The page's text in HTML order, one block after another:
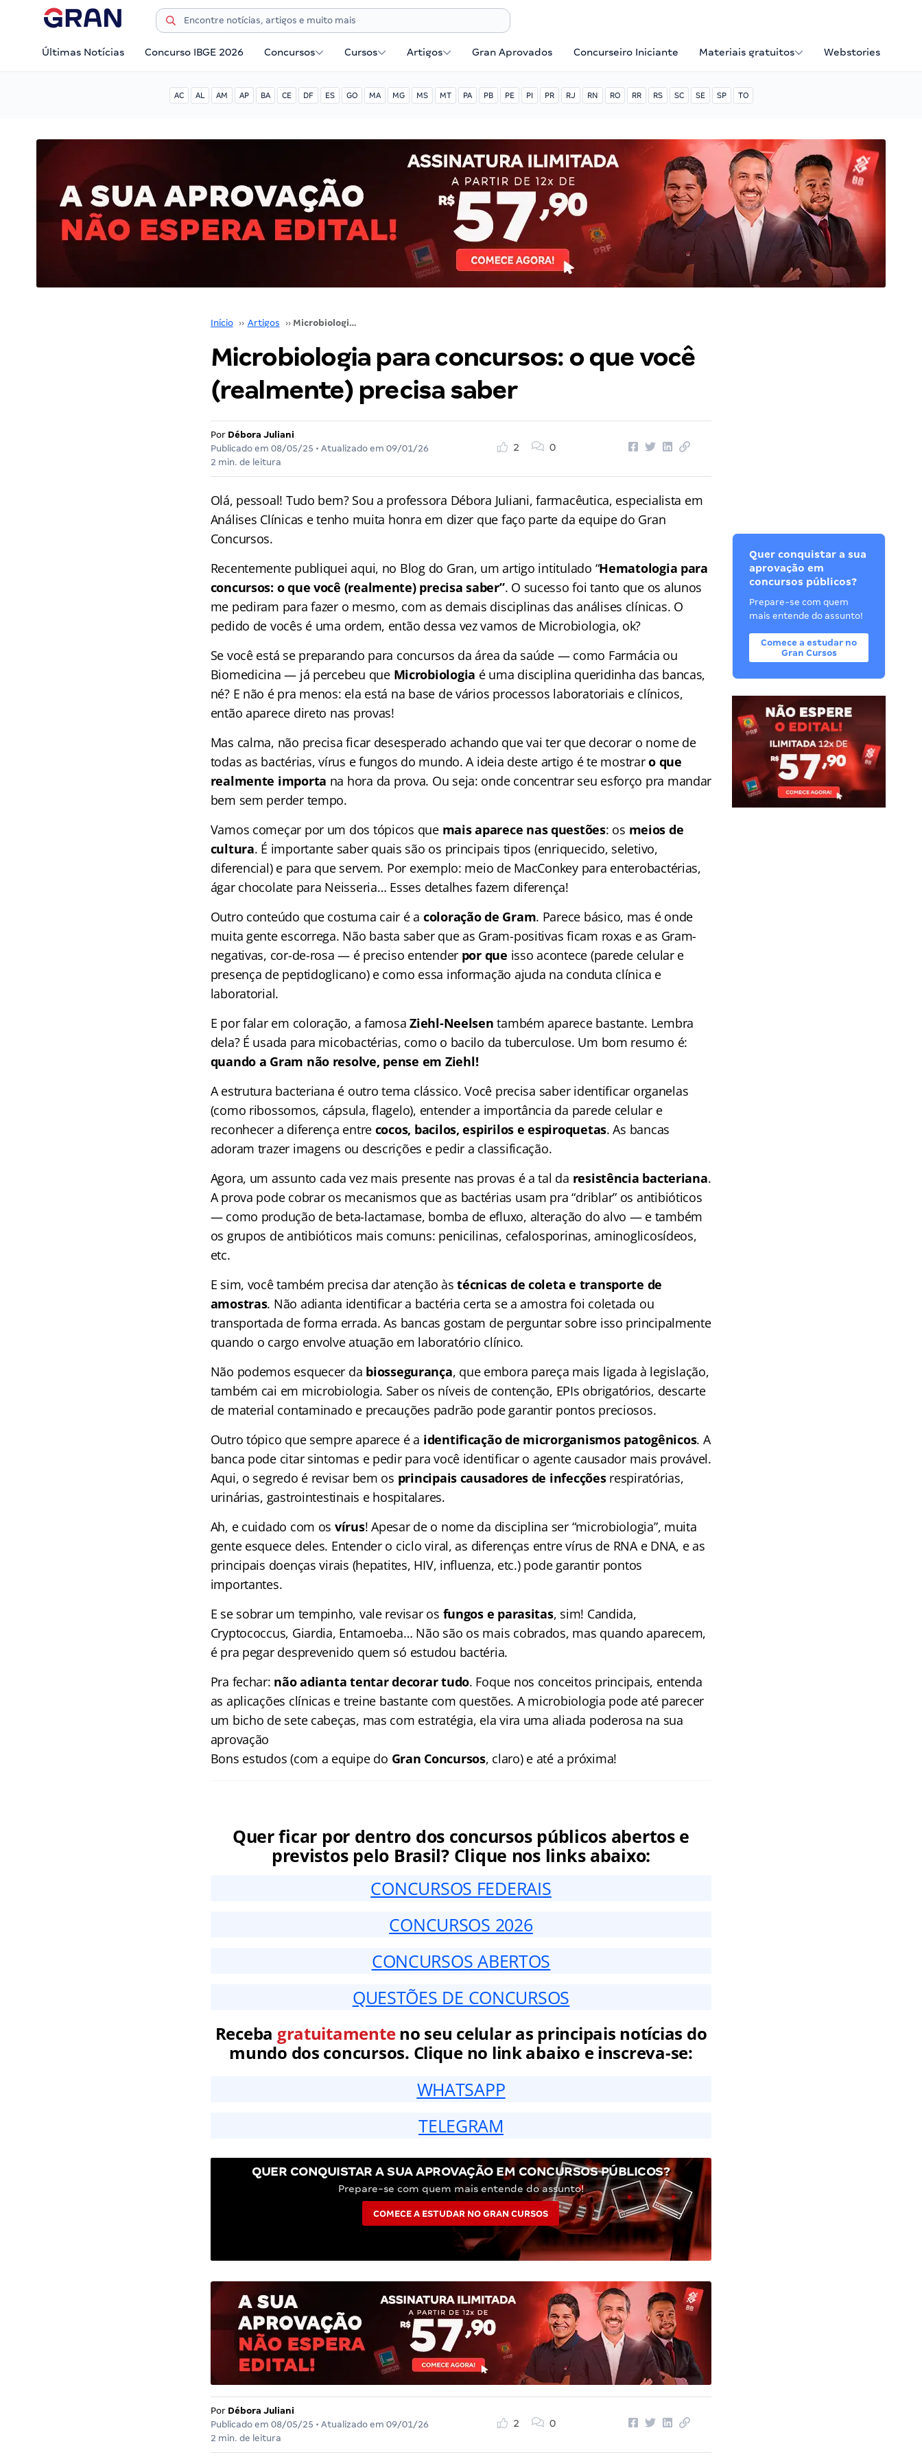
Últimas Notícias Concurso IBGE 2026 Concursos Cursos Artigos Gran Aprovados Concurseiro Iniciante Materiais gratuitos Webstories
AC AL AM AP BA CE DF ES GO MA MG MS MT PA PB PE PI PR RJ RN RO RR RS SC SE SP TO
Início ›› Artigos ›› Microbiologia para concursos: o que você (realmente) precisa saber
Microbiologia para concursos: o que você
(realmente) precisa saber
Por Débora Juliani
Publicado em 08/05/25 • Atualizado em 09/01/26
2 min. de leitura
2 0
Olá, pessoal! Tudo bem? Sou a professora Débora Juliani, farmacêutica, especialista em
Análises Clínicas e tenho muita honra em dizer que faço parte da equipe do Gran
Concursos.
Recentemente publiquei aqui, no Blog do Gran, um artigo intitulado “Hematologia para
concursos: o que você (realmente) precisa saber”. O sucesso foi tanto que os alunos
me pediram para fazer o mesmo, com as demais disciplinas das análises clínicas. O
pedido de vocês é uma ordem, então dessa vez vamos de Microbiologia, ok?
Se você está se preparando para concursos da área da saúde — como Farmácia ou
Biomedicina — já percebeu que Microbiologia é uma disciplina queridinha das bancas,
né? E não é pra menos: ela está na base de vários processos laboratoriais e clínicos,
então aparece direto nas provas!
Mas calma, não precisa ficar desesperado achando que vai ter que decorar o nome de
todas as bactérias, vírus e fungos do mundo. A ideia deste artigo é te mostraro que
realmente importa na hora da prova. Ou seja: onde concentrar seu esforço pra mandar
bem sem perder tempo.
Vamos começar por um dos tópicos que mais aparece nas questões: os meios de
cultura. É importante saber quais são os principais tipos (enriquecido, seletivo,
diferencial) e para que servem. Por exemplo: meio de MacConkey para enterobactérias,
ágar chocolate para Neisseria… Esses detalhes fazem diferença!
Outro conteúdo que costuma cair é a coloração de Gram. Parece básico, mas é onde
muita gente escorrega. Não basta saber que as Gram-positivas ficam roxas e as Gram-
negativas, cor-de-rosa — é preciso entender por que isso acontece (parede celular e
presença de peptidoglicano) e como essa informação ajuda na conduta clínica e
laboratorial.
E por falar em coloração, a famosaZiehl-Neelsen também aparece bastante. Lembra
dela? É usada para micobactérias, como o bacilo da tuberculose. Um bom resumo é:
quando a Gram não resolve, pense em Ziehl!
A estrutura bacteriana é outro tema clássico. Você precisa saber identificar organelas
(como ribossomos, cápsula, flagelo), entender a importância da parede celular e
reconhecer a diferença entre cocos, bacilos, espirilos e espiroquetas. As bancas
adoram trazer imagens ou descrições e pedir a classificação.
Agora, um assunto cada vez mais presente nas provas é a tal da resistência bacteriana.
A prova pode cobrar os mecanismos que as bactérias usam pra “driblar” os antibióticos
— como produção de beta-lactamase, bomba de efluxo, alteração do alvo — e também
os grupos de antibióticos mais comuns: penicilinas, cefalosporinas, aminoglicosídeos,
etc.
E sim, você também precisa dar atenção àstécnicas de coleta e transporte de
amostras. Não adianta identificar a bactéria certa se a amostra foi coletada ou
transportada de forma errada. As bancas gostam de perguntar sobre isso principalmente
quando o cargo envolve atuação em laboratório clínico.
Não podemos esquecer da biossegurança, que embora pareça mais ligada à legislação,
também cai em microbiologia. Saber os níveis de contenção, EPIs obrigatórios, descarte
de material contaminado e precauções padrão pode garantir pontos preciosos.
Outro tópico que sempre aparece é a identificação de microrganismos patogênicos. A
banca pode citar sintomas e pedir para você identificar o agente causador mais provável.
Aqui, o segredo é revisar bem os principais causadores de infecçõesrespiratórias,
urinárias, gastrointestinais e hospitalares.
Ah, e cuidado com os vírus! Apesar de o nome da disciplina ser “microbiologia”, muita
gente esquece deles. Entender o ciclo viral, as diferenças entre vírus de RNA e DNA, e as
principais doenças virais (hepatites, HIV, influenza, etc.) pode garantir pontos
importantes.
E se sobrar um tempinho, vale revisar os fungos e parasitas, sim! Candida,
Cryptococcus, Giardia, Entamoeba… Não são os mais cobrados, mas quando aparecem,
é pra pegar desprevenido quem só estudou bactéria.
Pra fechar: não adianta tentar decorar tudo. Foque nos conceitos principais, entenda
as aplicações clínicas e treine bastante com questões. A microbiologia pode até parecer
um bicho de sete cabeças, mas com estratégia, ela vira uma aliada poderosa na sua
aprovação
Bons estudos (com a equipe do Gran Concursos, claro) e até a próxima!
Quer ficar por dentro dos concursos públicos abertos e
previstos pelo Brasil? Clique nos links abaixo:
CONCURSOS FEDERAIS
CONCURSOS 2026
CONCURSOS ABERTOS
QUESTÕES DE CONCURSOS
Receba gratuitamenteno seu celular as principais notícias do
mundo dos concursos. Clique no link abaixo e inscreva-se:
WHATSAPP
TELEGRAM
QUER CONQUISTAR A SUA APROVAÇÃO EM CONCURSOS PÚBLICOS?
Prepare-se com quem mais entende do assunto!
COMECE A ESTUDAR NO GRAN CURSOS
Por Débora Juliani
Publicado em 08/05/25 • Atualizado em 09/01/26
2 min. de leitura
2 0
Quer conquistar a sua
aprovação em
concursos públicos?
Prepare-se com quem
mais entende do assunto!
Comece a estudar no
Gran Cursos